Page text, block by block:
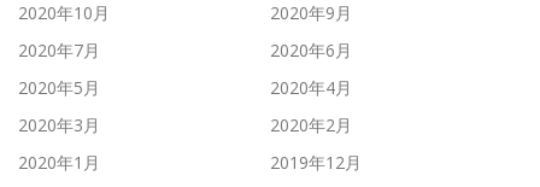
2020年10月
2020年9月
2020年7月
2020年6月
2020年5月
2020年4月
2020年3月
2020年2月
2020年1月
2019年12月